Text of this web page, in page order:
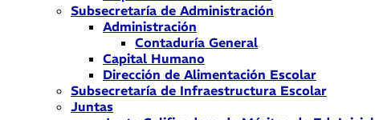
Subsecretaría de Administración
Administración
Contaduría General
Capital Humano
Dirección de Alimentación Escolar
Subsecretaría de Infraestructura Escolar
Juntas